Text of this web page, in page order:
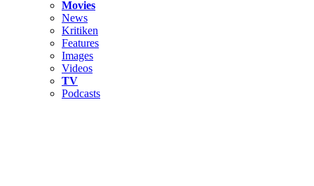
Movies
News
Kritiken
Features
Images
Videos
TV
Podcasts